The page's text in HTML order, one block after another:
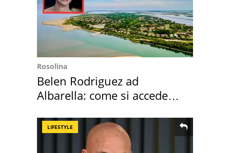
Rosolina
Belen Rodriguez ad
Albarella: come si accede
LIFESTYLE